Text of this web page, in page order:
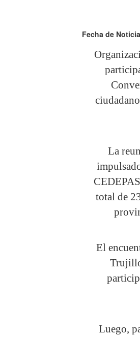
Fecha de
La
total de
El
Luego,